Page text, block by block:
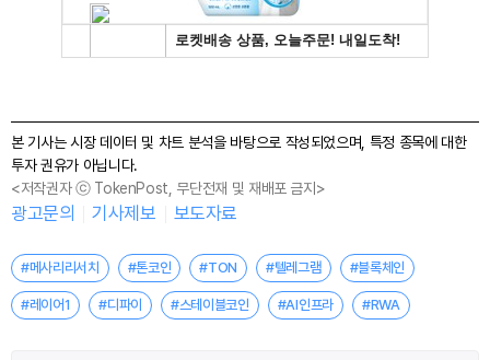
본 기사는 시장 데이터 및 차트 분석을 바탕으로 작성되었으며, 특정 종목에 대한
투자 권유가 아닙니다.
<저작권자 ⓒ TokenPost, 무단전재 및 재배포 금지>
광고문의 기사제보 보도자료
#메사리리서치 #톤코인 #TON #텔레그램 #블록체인
#레이어1 #디파이 #스테이블코인 #AI인프라 #RWA